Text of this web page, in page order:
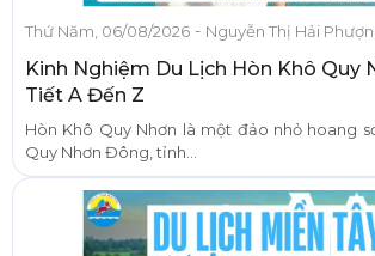
Thứ Năm, 06/08/2026 - Nguyễn Thị Hải
Kinh Nghiệm Du Lịch Hòn Khô Quy
Tiết A Đến Z
Hòn Khô Quy Nhơn là một đảo nhỏ hoang
Quy Nhơn Đông, tỉnh...